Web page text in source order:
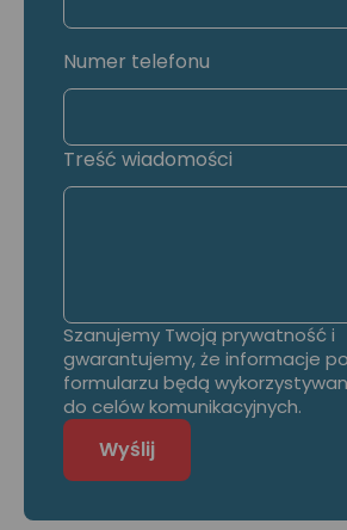
Numer telefonu
Treść wiadomości
Szanujemy Twoją prywatność i
gwarantujemy, że informacje
formularzu będą
do celów komunikacyjnych.